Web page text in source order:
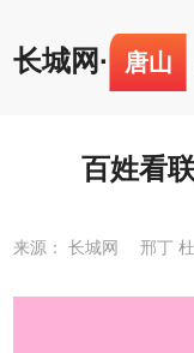
长城网· 唐山
百姓看
来源： 长城网 邢丁